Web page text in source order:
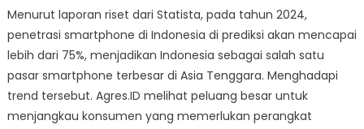
Menurut laporan riset dari Statista, pada tahun 2024,
penetrasi smartphone di Indonesia di prediksi akan mencapai
lebih dari 75%, menjadikan Indonesia sebagai salah satu
pasar smartphone terbesar di Asia Tenggara. Menghadapi
trend tersebut. Agres.ID melihat peluang besar untuk
menjangkau konsumen yang memerlukan perangkat